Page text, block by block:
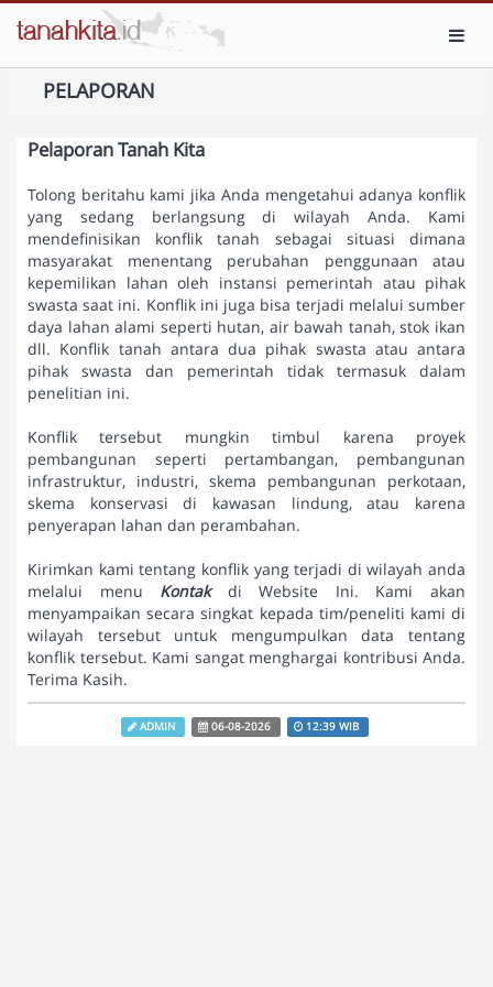
PELAPORAN
Pelaporan Tanah Kita
Tolong beritahu kami jika Anda mengetahui adanya konflik
yang sedang berlangsung di wilayah Anda. Kami
mendefinisikan konflik tanah sebagai situasi dimana
masyarakat menentang perubahan penggunaan atau
kepemilikan lahan oleh instansi pemerintah atau pihak
swasta saat ini. Konflik ini juga bisa terjadi melalui sumber
daya lahan alami seperti hutan, air bawah tanah, stok ikan
dll. Konflik tanah antara dua pihak swasta atau antara
pihak swasta dan pemerintah tidak termasuk dalam
penelitian ini.
Konflik tersebut mungkin timbul karena proyek
pembangunan seperti pertambangan, pembangunan
infrastruktur, industri, skema pembangunan perkotaan,
skema konservasi di kawasan lindung, atau karena
penyerapan lahan dan perambahan.
Kirimkan kami tentang konflik yang terjadi di wilayah anda
melalui menu Kontak
di Website Ini. Kami akan
menyampaikan secara singkat kepada tim/peneliti kami di
wilayah tersebut untuk mengumpulkan data tentang
konflik tersebut. Kami sangat menghargai kontribusi Anda.
Terima Kasih.
ADMIN 06-08-2026 12:39 WIB